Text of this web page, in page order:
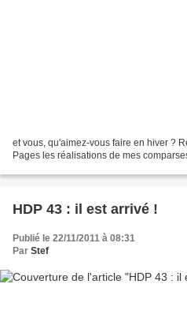
et vous, qu'aimez-vous faire en hiver ?
Pages les réalisations de mes
HDP 43 : il est arrivé !
Publié le 22/11/2011 à 08:31
Par Stef